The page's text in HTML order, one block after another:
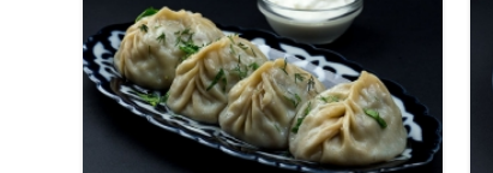
фаршированный кабачок, голубцы
в капустных листах, картофель,
чеснок. Для приготовления
начинки используется постная
говядина, белый рис Осман,
помидоры. Принимается по